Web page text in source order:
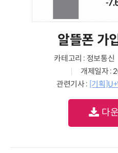
알뜰폰 가
카테고리 : 정보통신
개제일자 :
관련기사 : [기획
다